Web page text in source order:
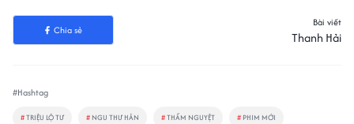
Chia sẻ
Bài viết
Thanh Hải
#Hashtag
#TRIỆU LỘ TƯ # NGU THƯ HÂN #THẨM NGUYỆT # PHIM MỚI